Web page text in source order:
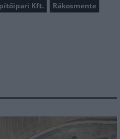
Kft. Rákosmente